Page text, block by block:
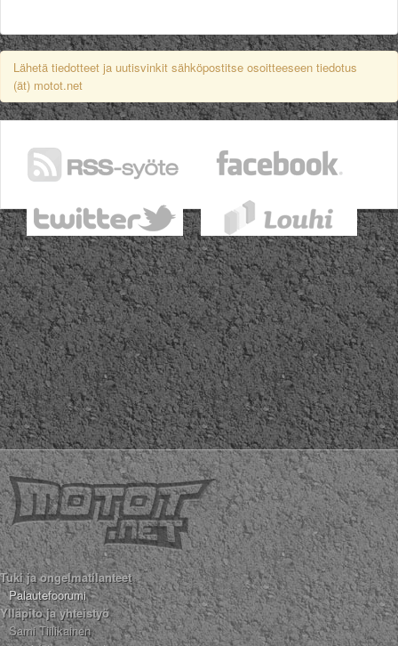
Lähetä tiedotteet ja uutisvinkit sähköpostitse osoitteeseen tiedotus
(ät) motot.net
Tuki ja ongelmatilanteet
Palautefoorumi
Ylläpito ja yhteistyö
Sami Tiilikainen